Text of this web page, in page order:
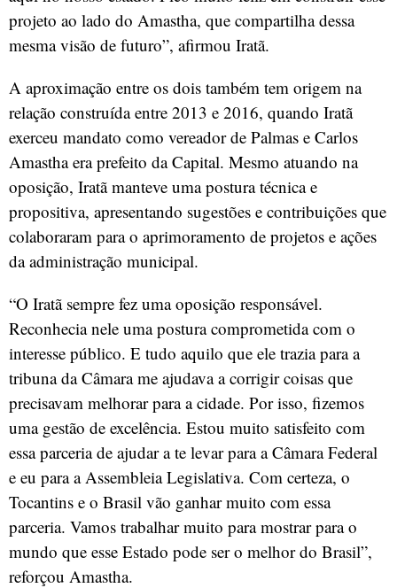
projeto ao lado do Amastha, que compartilha dessa
mesma visão de futuro”, afirmou Iratã.
A aproximação entre os dois também tem origem na
relação construída entre 2013 e 2016, quando Iratã
exerceu mandato como vereador de Palmas e Carlos
Amastha era prefeito da Capital. Mesmo atuando na
oposição, Iratã manteve uma postura técnica e
propositiva, apresentando sugestões e contribuições que
colaboraram para o aprimoramento de projetos e ações
da administração municipal.
“O Iratã sempre fez uma oposição responsável.
Reconhecia nele uma postura comprometida com o
interesse público. E tudo aquilo que ele trazia para a
tribuna da Câmara me ajudava a corrigir coisas que
precisavam melhorar para a cidade. Por isso, fizemos
uma gestão de excelência. Estou muito satisfeito com
essa parceria de ajudar a te levar para a Câmara Federal
e eu para a Assembleia Legislativa. Com certeza, o
Tocantins e o Brasil vão ganhar muito com essa
parceria. Vamos trabalhar muito para mostrar para o
mundo que esse Estado pode ser o melhor do Brasil”,
reforçou Amastha.